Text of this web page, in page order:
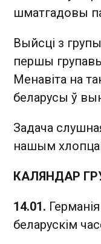
шматгадовы
Выйсці з
першы групавы
Менавіта на
беларусы ў
Задача
нашым
КАЛЯНДАР
14.01.
беларускім